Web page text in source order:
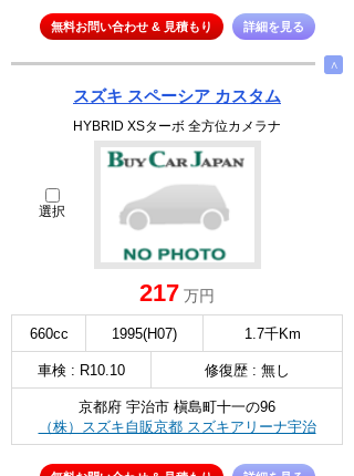
無料お問い合わせ & 見積もり 詳細を見る
∧
スズキ スペーシア カスタム
HYBRID XSターボ 全方位カメラナ
選択
217 万円
660cc 1995(H07) 1.7千Km
車検 : R10.10 修復歴 : 無し
京都府 宇治市 槇島町十一の96
（株）スズキ自販京都 スズキアリーナ宇治